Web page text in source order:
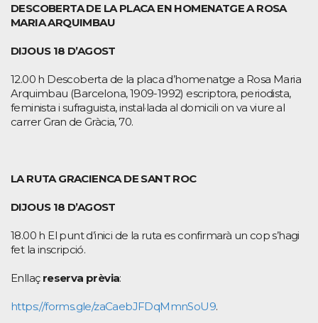
DESCOBERTA DE LA PLACA EN HOMENATGE A ROSA
MARIA ARQUIMBAU
DIJOUS 18 D’AGOST
12.00 h Descoberta de la placa d’homenatge a Rosa Maria
Arquimbau (Barcelona, 1909-1992) escriptora, periodista,
feminista i sufraguista, instal·lada al domicili on va viure al
carrer Gran de Gràcia, 70.
LA RUTA GRACIENCA DE SANT ROC
DIJOUS 18 D’AGOST
18.00 h El punt d’inici de la ruta es confirmarà un cop s’hagi
fet la inscripció.
Enllaç reserva prèvia:
https://forms.gle/zaCaebJFDqMmnSoU9.